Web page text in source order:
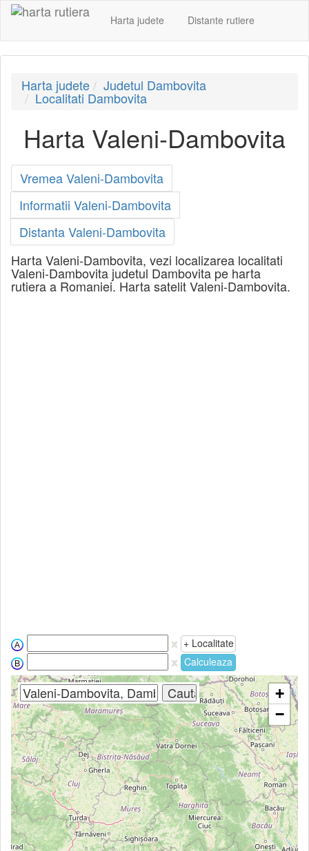
Harta judete Distante rutiere
Harta judete Judetul Dambovita
Localitati Dambovita
Harta Valeni-Dambovita
Vremea Valeni-Dambovita
Informatii Valeni-Dambovita
Distanta Valeni-Dambovita
Harta Valeni-Dambovita, vezi localizarea localitati
Valeni-Dambovita judetul Dambovita pe harta
rutiera a Romaniei. Harta satelit Valeni-Dambovita.
+ Localitate
Calculeaza
+
−